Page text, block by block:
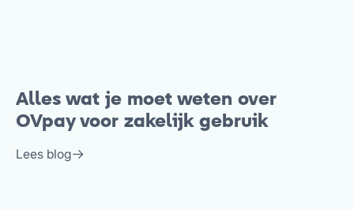
Alles wat je moet weten over
OVpay voor zakelijk gebruik
Lees blog